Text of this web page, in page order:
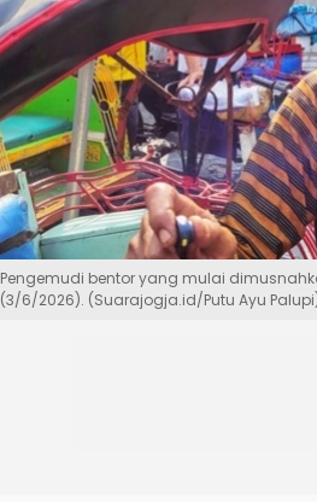
Pengemudi bentor yang mulai
(3/6/2026). (Suarajogja.id/Putu Ayu